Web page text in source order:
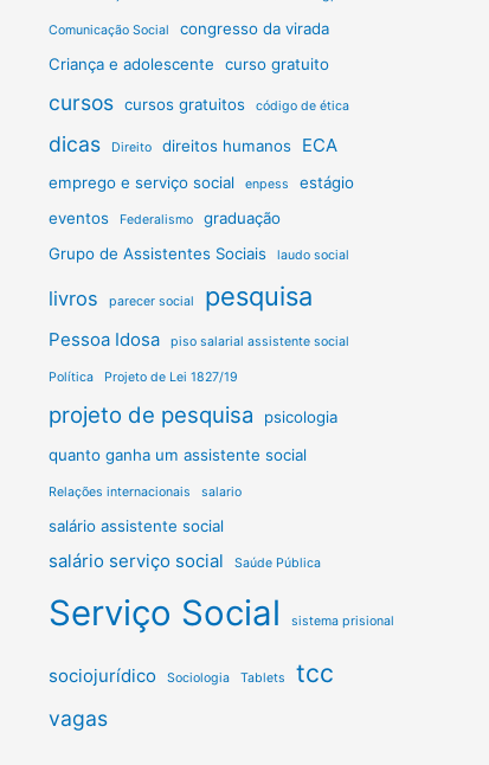
Comunicação Social
congresso da virada
Criança e adolescente
curso gratuito
cursos cursos gratuitos código de ética
dicas Direito direitos humanos ECA
emprego e serviço social enpess
estágio
eventos
Federalismo
graduação
Grupo de Assistentes Sociais
laudo social
livros parecer social pesquisa
Pessoa Idosa piso salarial assistente social
Política Projeto de Lei 1827/19
projeto de pesquisa
psicologia
quanto ganha um assistente social
Relações internacionais salario
salário assistente social
salário serviço social Saúde Pública
Serviço Social sistema prisional
sociojurídico Sociologia Tablets tcc
vagas